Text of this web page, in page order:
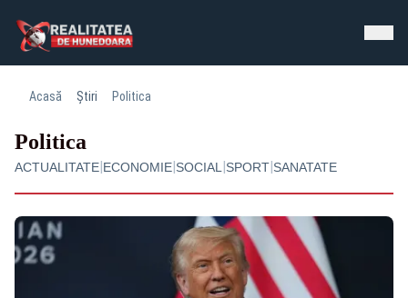
Acasă Știri Politica
Politica
ACTUALITATE|ECONOMIE|SOCIAL |SPORT|SANATATE